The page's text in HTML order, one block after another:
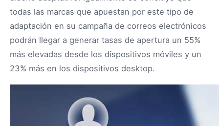
todas las marcas que apuestan por este tipo de
adaptación en su campaña de correos electrónicos
podrán llegar a generar tasas de apertura un 55%
más elevadas desde los dispositivos móviles y un
23% más en los dispositivos desktop.